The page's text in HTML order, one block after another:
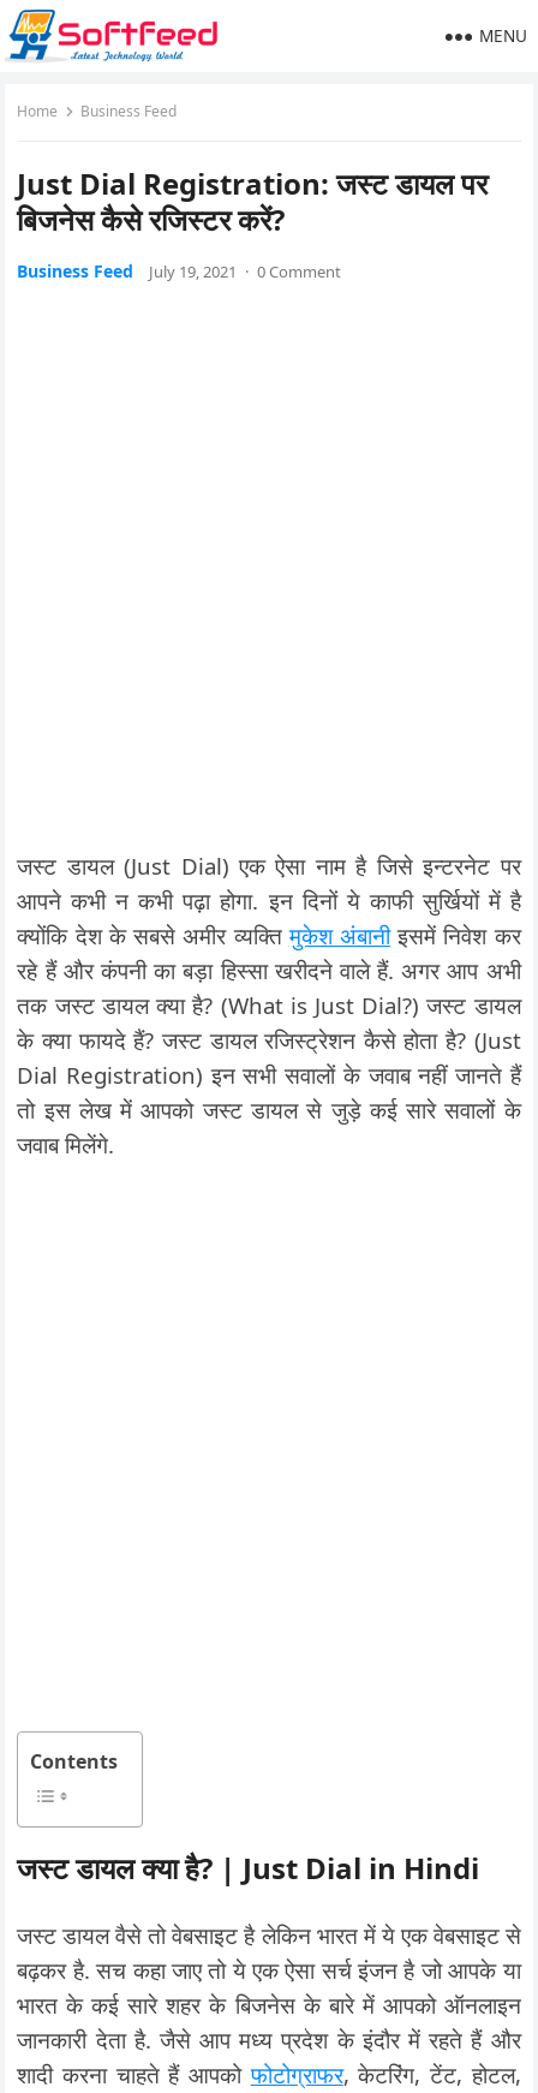
MENU
Home Business Feed
Just Dial Registration: जस्ट डायल पर
बिजनेस कैसे रजिस्टर करें?
Business Feed July 19, 2021 · 0 Comment
जस्ट डायल (Just Dial) एक ऐसा नाम है जिसे इन्टरनेट पर
आपने कभी न कभी पढ़ा होगा. इन दिनों ये काफी सुर्खियों में है
क्योंकि देश के सबसे अमीर व्यक्तिमुकेश अंबानीइसमें निवेश कर
रहे हैं और कंपनी का बड़ा हिस्सा खरीदने वाले हैं. अगर आप अभी
तक जस्ट डायल क्या है? (What is Just Dial?) जस्ट डायल
के क्या फायदे हैं? जस्ट डायल रजिस्ट्रेशन कैसे होता है? (Just
Dial Registration) इन सभी सवालों के जवाब नहीं जानते हैं
तो इस लेख में आपको जस्ट डायल से जुड़े कई सारे सवालों के
जवाब मिलेंगे.
Contents
जस्ट डायल क्या है? | Just Dial in Hindi
जस्ट डायल वैसे तो वेबसाइट है लेकिन भारत में ये एक वेबसाइट से
बढ़कर है. सच कहा जाए तो ये एक ऐसा सर्च इंजन है जो आपके या
भारत के कई सारे शहर के बिजनेस के बारे में आपको ऑनलाइन
जानकारी देता है. जैसे आप मध्य प्रदेश के इंदौर में रहते हैं और
शादी करना चाहते हैं आपकोफोटोग्राफर, केटरिंग, टेंट, होटल,